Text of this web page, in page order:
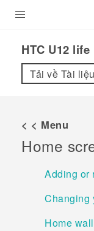
VIVE
VIVERSE
ỨNG DỤNG
HỖ TRỢ
HTC U12 life‎
Tải về Tài
< < Menu
Home
Adding or
Changing
Home